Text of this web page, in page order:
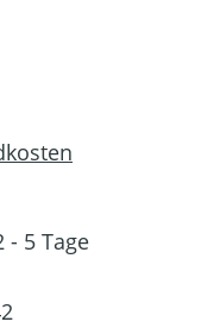
- 5 Tage